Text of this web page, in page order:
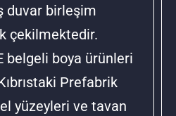
duvar birleşim
çekilmektedir.
belgeli boya ürünleri
Prefabrik
yüzeyleri ve tavan